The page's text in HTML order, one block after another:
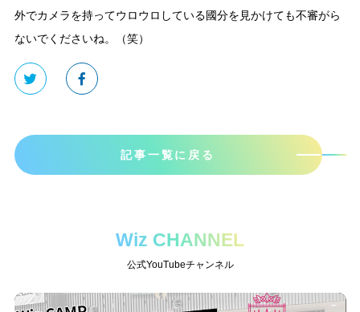
外でカメラを持ってウロウロしている國分を見かけても不審がら
ないでくださいね。（笑）
記事一覧に戻る
Wiz CHANNEL
公式YouTubeチャンネル